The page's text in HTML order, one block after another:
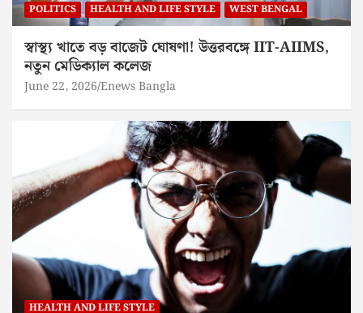
POLITICS HEALTH AND LIFE STYLE WEST BENGAL
স্বাস্থ্য খাতে বড় বাজেট ঘোষণা! উত্তরবঙ্গে IIT-AIIMS,
নতুন মেডিক্যাল কলেজ
June 22, 2026 Enews Bangla
HEALTH AND LIFE STYLE